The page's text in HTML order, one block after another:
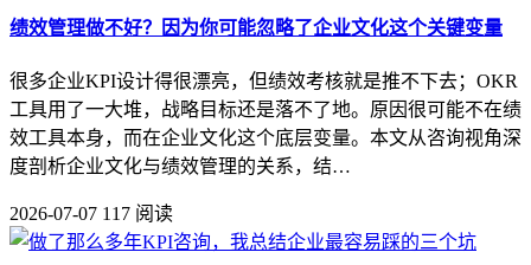
绩效管理做不好？因为你可能忽略了企业文化这个关键变量
很多企业KPI设计得很漂亮，但绩效考核就是推不下去；OKR
工具用了一大堆，战略目标还是落不了地。原因很可能不在绩
效工具本身，而在企业文化这个底层变量。本文从咨询视角深
度剖析企业文化与绩效管理的关系，结…
2026-07-07 117 阅读